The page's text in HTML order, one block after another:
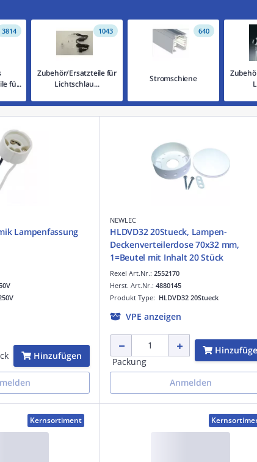
3814
fü...
1043
Zubehör/Ersatzteile für
Lichtschlau...
640
Stromschiene
Lampenfassung
Hinzufügen
NEWLEC
HLDVD32 20Stueck, Lampen-
Deckenverteilerdose 70x32 mm,
1=Beutel mit Inhalt 20 Stück
Rexel Art.Nr.: 2552170
Produkt Type: HLDVD32 20Stueck
Herst. Art.Nr.: 4880145
VPE anzeigen
Packung
Anmelden
Kernsortiment